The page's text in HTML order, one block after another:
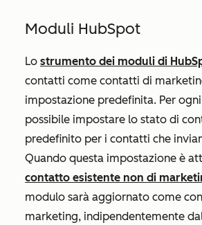
Moduli HubSpot
Lo strumento dei moduli di
contatti come contatti di
impostazione predefinita. Per
possibile impostare lo stato di
predefinito per i contatti che
Quando questa impostazione è
contatto esistente non di
modulo sarà aggiornato come
marketing, indipendentemente